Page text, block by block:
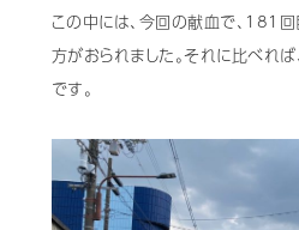
耳鼻科用X線製品
Cases
Showroom 営業所・ショールーム
Support 保守・サポート
この中には、今回の献血で、181
方がおられました。それに比べれ
です。